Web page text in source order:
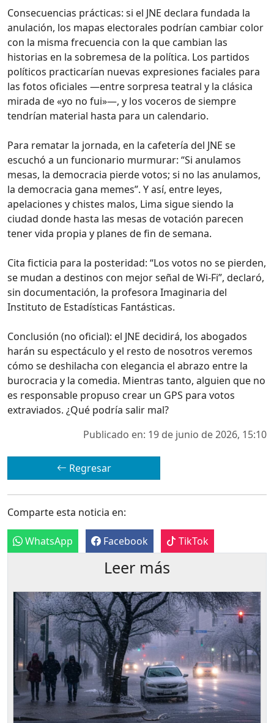
Consecuencias prácticas: si el JNE declara fundada la
anulación, los mapas electorales podrían cambiar color
con la misma frecuencia con la que cambian las
historias en la sobremesa de la política. Los partidos
políticos practicarían nuevas expresiones faciales para
las fotos oficiales —entre sorpresa teatral y la clásica
mirada de «yo no fui»—, y los voceros de siempre
tendrían material hasta para un calendario.
Para rematar la jornada, en la cafetería del JNE se
escuchó a un funcionario murmurar: “Si anulamos
mesas, la democracia pierde votos; si no las anulamos,
la democracia gana memes”. Y así, entre leyes,
apelaciones y chistes malos, Lima sigue siendo la
ciudad donde hasta las mesas de votación parecen
tener vida propia y planes de fin de semana.
Cita ficticia para la posteridad: “Los votos no se pierden,
se mudan a destinos con mejor señal de Wi‑Fi”, declaró,
sin documentación, la profesora Imaginaria del
Instituto de Estadísticas Fantásticas.
Conclusión (no oficial): el JNE decidirá, los abogados
harán su espectáculo y el resto de nosotros veremos
cómo se deshilacha con elegancia el abrazo entre la
burocracia y la comedia. Mientras tanto, alguien que no
es responsable propuso crear un GPS para votos
extraviados. ¿Qué podría salir mal?
Publicado en: 19 de junio de 2026, 15:10
Regresar
Comparte esta noticia en:
WhatsApp Facebook TikTok
Leer más